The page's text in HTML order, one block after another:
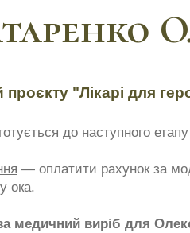
проєкту "Лікарі для
до наступного
— оплатити рахунок за
ока.
медичний виріб для